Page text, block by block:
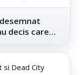
decis care
si Dead City